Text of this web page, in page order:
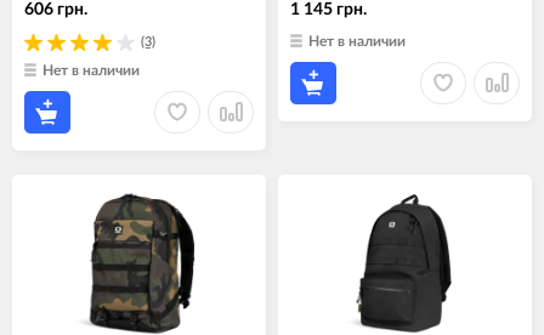
(3)
606 грн.
Нет в наличии
1 145 грн.
Нет в наличии